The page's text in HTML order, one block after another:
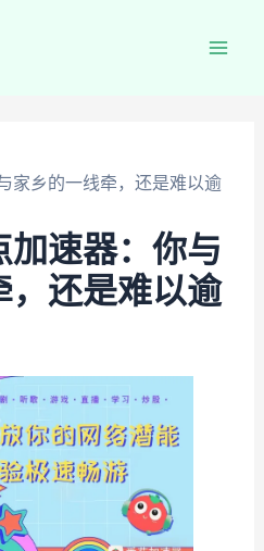
家乡的一线牵，还是难以逾
加速器：你与
，还是难以逾